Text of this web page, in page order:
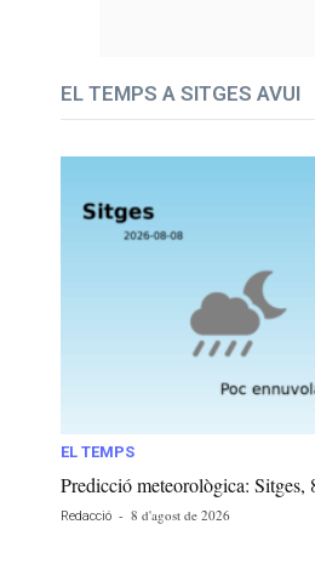
EL TEMPS A SITGES AVUI
EL TEMPS
Predicció meteorològica: Sitges,
Redacció - 8 d'agost de 2026